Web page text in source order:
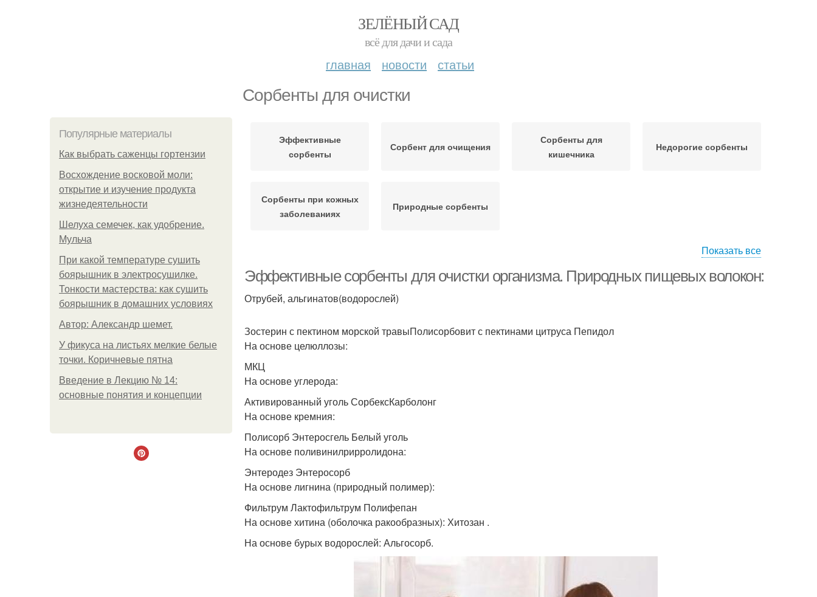
ЗЕЛЁНЫЙ САД
всё для дачи и сада
главная новости статьи
Сорбенты для очистки
Популярные материалы
Как выбрать саженцы гортензии
Восхождение восковой моли:
открытие и изучение продукта
жизнедеятельности
Шелуха семечек, как удобрение.
Мульча
При какой температуре сушить
боярышник в электросушилке.
Тонкости мастерства: как сушить
боярышник в домашних условиях
Автор: Александр шемет.
У фикуса на листьях мелкие белые
точки. Коричневые пятна
Введение в Лекцию № 14:
основные понятия и концепции
Эффективные
сорбенты
Сорбент для очищения
Сорбенты для
кишечника
Недорогие сорбенты
Сорбенты при кожных
заболеваниях
Природные сорбенты
Показать все
Эффективные сорбенты для очистки организма. Природных пищевых волокон:
Отрубей, альгинатов(водорослей)
Зостерин с пектином морской травыПолисорбовит с пектинами цитруса Пепидол
На основе целюллозы:
МКЦ
На основе углерода:
Активированный уголь СорбексКарболонг
На основе кремния:
Полисорб Энтеросгель Белый уголь
На основе поливинилрирролидона:
Энтеродез Энтеросорб
На основе лигнина (природный полимер):
Фильтрум Лактофильтрум Полифепан
На основе хитина (оболочка ракообразных): Хитозан .
На основе бурых водорослей: Альгосорб.